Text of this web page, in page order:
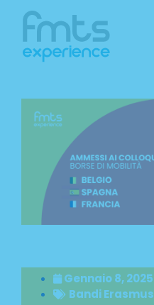
Gennaio 8, 2025
Bandi Erasmus